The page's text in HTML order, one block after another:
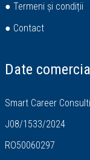
● Termeni și condiții
● Contact
Date
Smart Career
J08/1533/2024
RO50060297